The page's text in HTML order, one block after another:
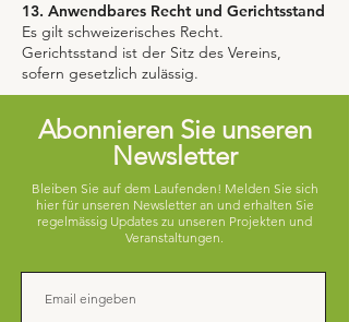
13. Anwendbares Recht und Gerichtsstand
Es gilt schweizerisches Recht.
Gerichtsstand ist der Sitz des Vereins,
sofern gesetzlich zulässig.
Abonnieren Sie unseren
Newsletter
Bleiben Sie auf dem Laufenden! Melden Sie sich
hier für unseren Newsletter an und erhalten Sie
regelmässig Updates zu unseren Projekten und
Veranstaltungen.